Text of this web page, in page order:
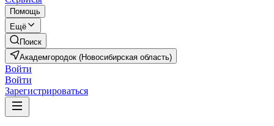
Помощь
Ещё
Поиск
Академгородок (Новосибирская область)
Войти
Войти
Зарегистрироваться